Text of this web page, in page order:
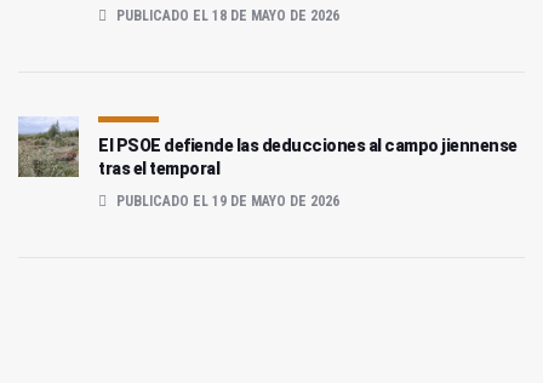
PUBLICADO EL 18 DE MAYO DE 2026
El PSOE defiende las deducciones al campo jiennense
tras el temporal
PUBLICADO EL 19 DE MAYO DE 2026